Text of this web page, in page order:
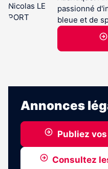
passionné
bleue et de
Annonces
Publiez
Consultez